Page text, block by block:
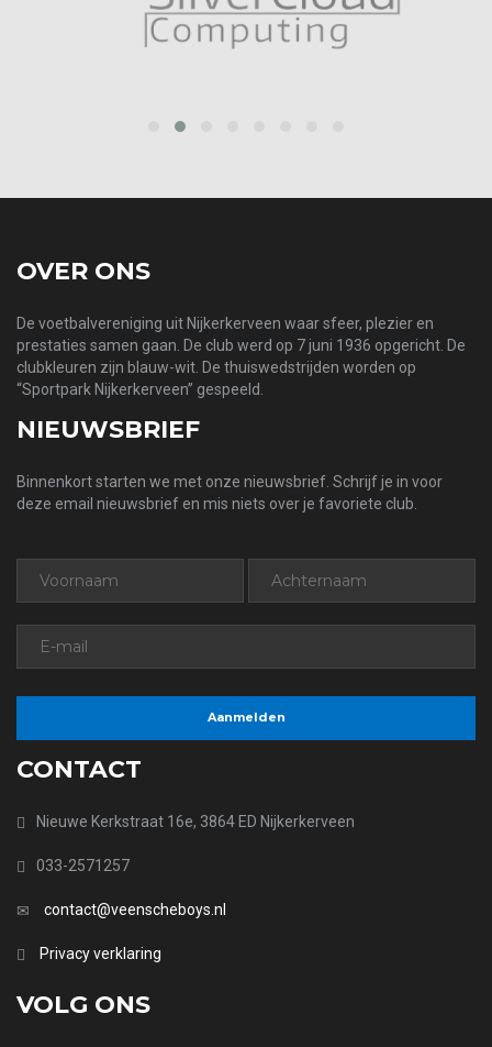
OVER ONS
De voetbalvereniging uit Nijkerkerveen waar sfeer, plezier en
prestaties samen gaan. De club werd op 7 juni 1936 opgericht. De
clubkleuren zijn blauw-wit. De thuiswedstrijden worden op
“Sportpark Nijkerkerveen” gespeeld.
NIEUWSBRIEF
Binnenkort starten we met onze nieuwsbrief. Schrijf je in voor
deze email nieuwsbrief en mis niets over je favoriete club.
CONTACT
Nieuwe Kerkstraat 16e, 3864 ED Nijkerkerveen
033-2571257
contact@veenscheboys.nl
Privacy verklaring
VOLG ONS